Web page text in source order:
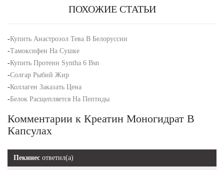
ПОХОЖИЕ СТАТЬИ
-Купить Анастрозол Тева В Белоруссии
-Тамоксифен На Сушке
-Купить Протеин Syntha 6 Bsn
-Солгар Рыбий Жир
-Коллаген Заказать Цена
-Белок Расщепляется На Пептиды
Комментарии к Креатин Моногидрат В
Капсулах
Пекинес ответил(а)